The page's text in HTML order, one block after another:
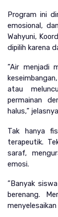
Program ini
emosional,
Wahyuni,
dipilih karena
”Air menjadi
atau
permainan
halus,”
Tak hanya
terapeutik.
saraf,
emosi.
”Banyak
berenang.